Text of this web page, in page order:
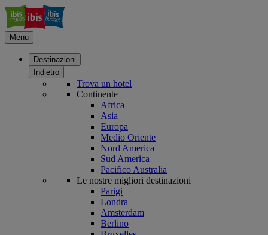
Menu
Destinazioni
Indietro
Trova un hotel
Continente
Africa
Asia
Europa
Medio Oriente
Nord America
Sud America
Pacifico Australia
Le nostre migliori destinazioni
Parigi
Londra
Amsterdam
Berlino